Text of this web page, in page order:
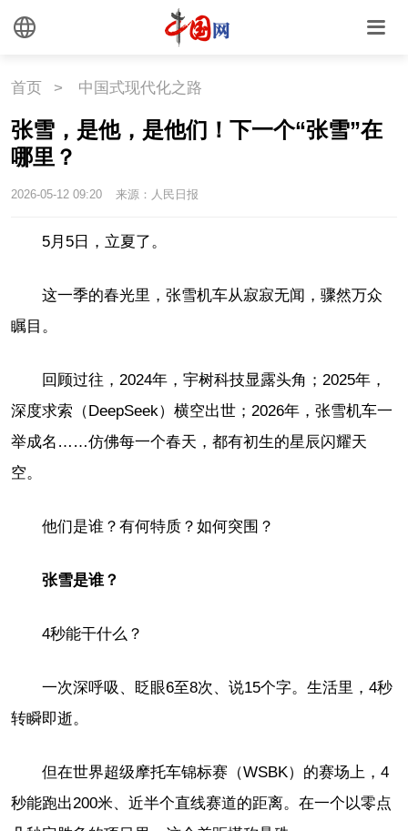
首页 > 中国式现代化之路
张雪，是他，是他们！下一个“张雪”在
哪里？
2026-05-12 09:20 来源：人民日报
5月5日，立夏了。
这一季的春光里，张雪机车从寂寂无闻，骤然万众
瞩目。
回顾过往，2024年，宇树科技显露头角；2025年，
深度求索（DeepSeek）横空出世；2026年，张雪机车一
举成名……仿佛每一个春天，都有初生的星辰闪耀天
空。
他们是谁？有何特质？如何突围？
张雪是谁？
4秒能干什么？
一次深呼吸、眨眼6至8次、说15个字。生活里，4秒
转瞬即逝。
但在世界超级摩托车锦标赛（WSBK）的赛场上，4
秒能跑出200米、近半个直线赛道的距离。在一个以零点